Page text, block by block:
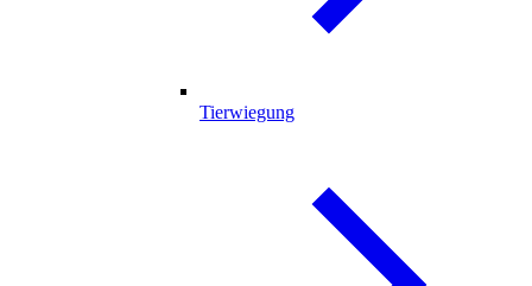
Tierwiegung